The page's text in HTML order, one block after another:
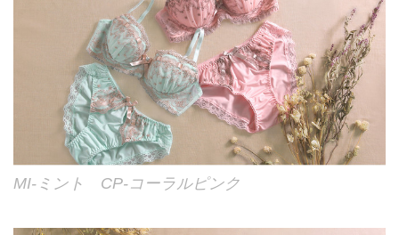
MI-ミント CP-コーラルピンク